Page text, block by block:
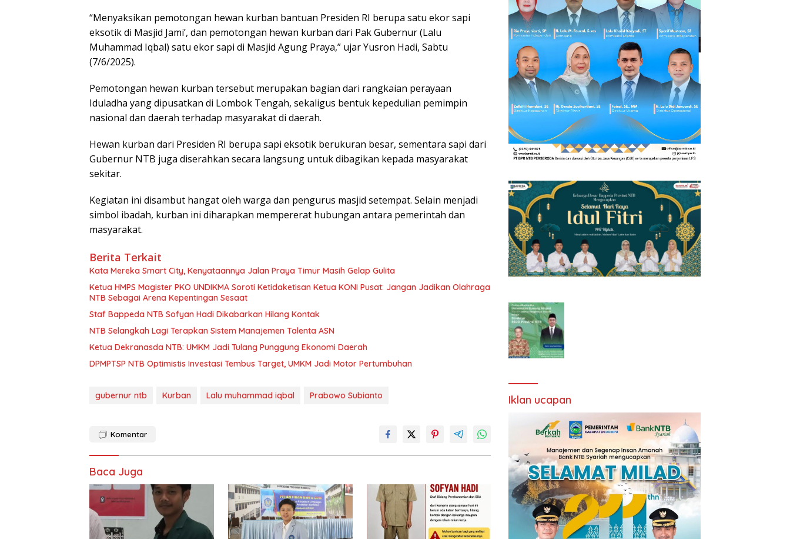
“Menyaksikan pemotongan hewan kurban bantuan Presiden RI berupa satu ekor sapi
eksotik di Masjid Jami’, dan pemotongan hewan kurban dari Pak Gubernur (Lalu
Muhammad Iqbal) satu ekor sapi di Masjid Agung Praya,” ujar Yusron Hadi, Sabtu
(7/6/2025).
Pemotongan hewan kurban tersebut merupakan bagian dari rangkaian perayaan
Iduladha yang dipusatkan di Lombok Tengah, sekaligus bentuk kepedulian pemimpin
nasional dan daerah terhadap masyarakat di daerah.
Hewan kurban dari Presiden RI berupa sapi eksotik berukuran besar, sementara sapi dari
Gubernur NTB juga diserahkan secara langsung untuk dibagikan kepada masyarakat
sekitar.
Kegiatan ini disambut hangat oleh warga dan pengurus masjid setempat. Selain menjadi
simbol ibadah, kurban ini diharapkan mempererat hubungan antara pemerintah dan
masyarakat.
Berita Terkait
Kata Mereka Smart City, Kenyataannya Jalan Praya Timur Masih Gelap Gulita
Ketua HMPS Magister PKO UNDIKMA Soroti Ketidaketisan Ketua KONI Pusat: Jangan Jadikan Olahraga
NTB Sebagai Arena Kepentingan Sesaat
Staf Bappeda NTB Sofyan Hadi Dikabarkan Hilang Kontak
NTB Selangkah Lagi Terapkan Sistem Manajemen Talenta ASN
Ketua Dekranasda NTB: UMKM Jadi Tulang Punggung Ekonomi Daerah
DPMPTSP NTB Optimistis Investasi Tembus Target, UMKM Jadi Motor Pertumbuhan
gubernur ntb Kurban Lalu muhammad iqbal Prabowo Subianto
Komentar
Baca Juga
Iklan ucapan